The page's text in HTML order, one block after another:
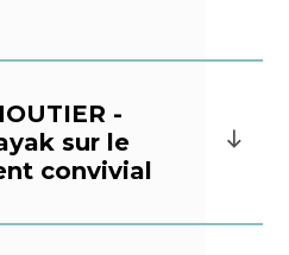
-
sur le
convivial